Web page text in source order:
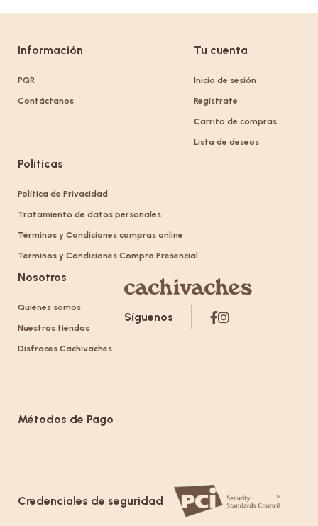
Información
PQR
Contáctanos
Tu cuenta
Inicio de sesión
Regístrate
Carrito de compras
Lista de deseos
Políticas
Política de Privacidad
Tratamiento de datos personales
Términos y Condiciones compras online
Términos y Condiciones Compra Presencial
Nosotros
Quiénes somos
Nuestras tiendas
Disfraces Cachivaches
Síguenos
Métodos de Pago
Credenciales de seguridad